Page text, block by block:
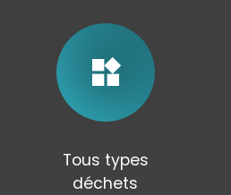
widgets
Tous types
déchets